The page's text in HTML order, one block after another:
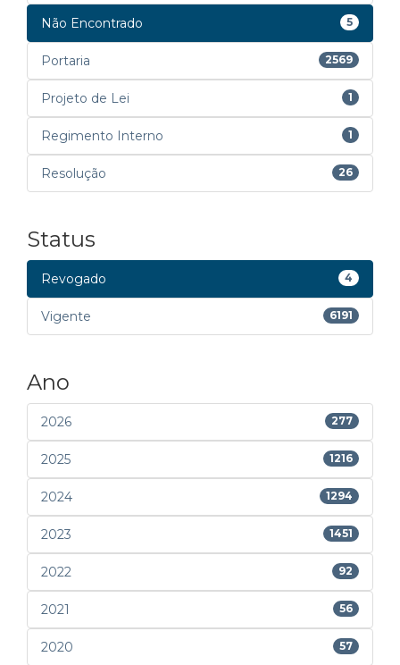
Não Encontrado 5
Portaria 2569
Projeto de Lei 1
Regimento Interno 1
Resolução 26
Status
Revogado 4
Vigente 6191
Ano
2026 277
2025 1216
2024 1294
2023 1451
2022 92
2021 56
2020 57